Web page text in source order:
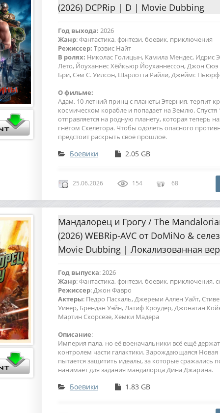
(2026) DCPRip | D | Movie Dubbing
Год выхода: 2026
Жанр: Фантастика, фэнтези, боевик, приключения
Режиссер: Трэвис Найт
В ролях: Николас Голицын, Камила Мендес, Идрис
Лето, Йоуханнес Хёйкьюр Йоуханнессон, Джон
Бри, Сэм С. Уилсон, Шарлотта Райли, Джеймс
О фильме:
Адам, 10-летний принц с планеты Этерния, терпит
космическом корабле и попадает на Землю. Спустя
отправляется на родную планету, которая теперь
гнётом Скелетора. Чтобы одолеть опасного
предстоит раскрыть своё прошлое.
Боевики 2.05 GB
25.06.2026 154 68
Мандалорец и Грогу / The
(2026) WEBRip-AVC от DoMiNo &
Movie Dubbing | Локализованная
Год выпуска: 2026
Жанр: Фантастика, фэнтези, боевик, приключения,
Режиссер: Джон Фавро
Актеры: Педро Паскаль, Джереми Аллен Уайт,
Уивер, Брендан Уэйн, Латиф Кроудер, Джонатан
Мартин Скорсезе, Хемки Мадера
Описание:
Империя пала, но её военачальники всё ещё
контролем части галактики. Зарождающаяся Новая
пытается защитить идеалы, за которые сражались
нанимает для задания мандалорца Дина Джарина.
Боевики 1.83 GB